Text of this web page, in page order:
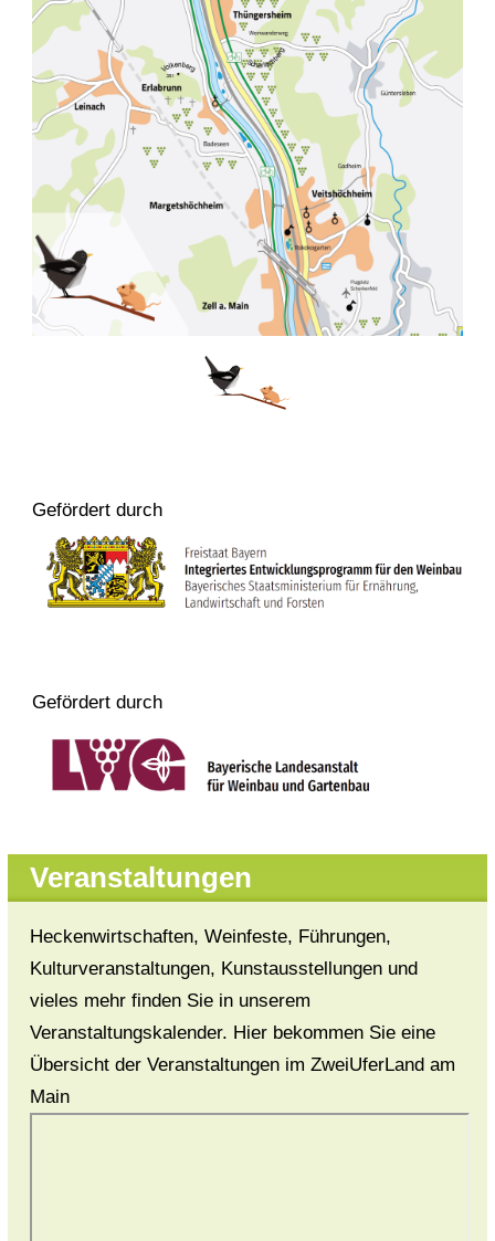
Gefördert durch
Gefördert durch
Veranstaltungen
Heckenwirtschaften, Weinfeste, Führungen,
Kulturveranstaltungen, Kunstausstellungen und
vieles mehr finden Sie in unserem
Veranstaltungskalender. Hier bekommen Sie eine
Übersicht der Veranstaltungen im ZweiUferLand am
Main